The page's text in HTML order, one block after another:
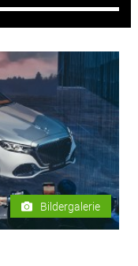
Bildergalerie